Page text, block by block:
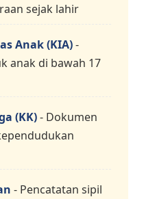
sejak lahir
Anak (KIA)-
anak di bawah 17
(KK)- Dokumen
- Pencatatan sipil